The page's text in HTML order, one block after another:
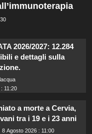
2026/2027: 12.284
e dettagli sulla
11:20
a morte a Cervia,
tra i 19 e i 23 anni
8 Agosto 2026 : 11:00